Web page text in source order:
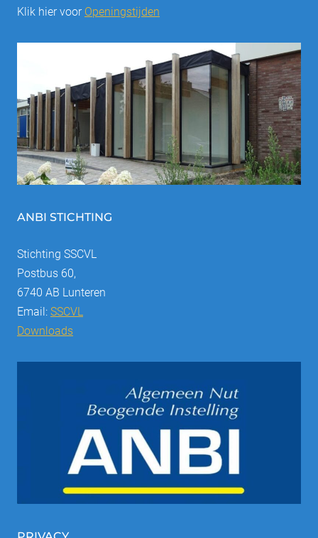
Klik hier voor Openingstijden
ANBI STICHTING
Stichting SSCVL
Postbus 60,
6740 AB Lunteren
Email: SSCVL
Downloads